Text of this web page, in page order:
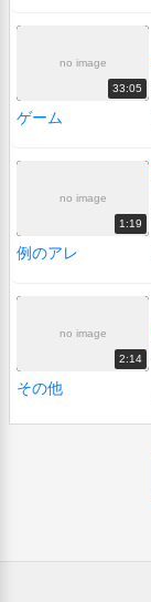
no image
33:05
ゲーム
no image
1:19
例のアレ
no image
2:14
その他